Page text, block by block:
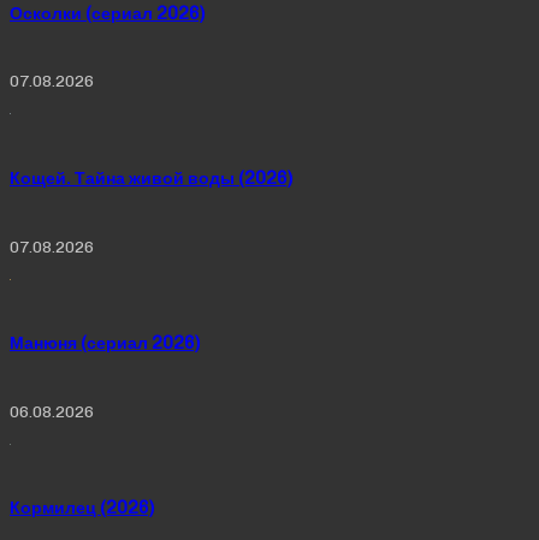
Осколки (сериал 2026)
07.08.2026
Кощей. Тайна живой воды (2026)
07.08.2026
Манюня (сериал 2026)
06.08.2026
Кормилец (2026)